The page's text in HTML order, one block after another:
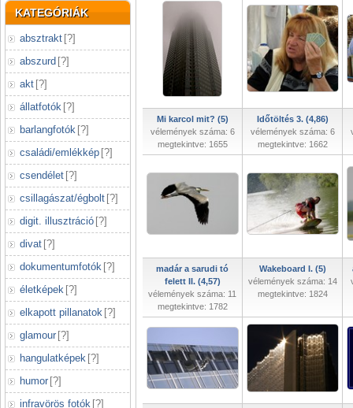
KATEGÓRIÁK
absztrakt [?]
abszurd [?]
akt [?]
állatfotók [?]
barlangfotók [?]
családi/emlékkép [?]
csendélet [?]
csillagászat/égbolt [?]
digit. illusztráció [?]
divat [?]
dokumentumfotók [?]
életképek [?]
elkapott pillanatok [?]
glamour [?]
hangulatképek [?]
humor [?]
infravörös fotók [?]
Mi karcol mit? (5)
vélemények száma: 6
megtekintve: 1655
Időtöltés 3. (4,86)
vélemények száma: 6
megtekintve: 1662
madár a sarudi tó
felett II. (4,57)
vélemények száma: 11
megtekintve: 1782
Wakeboard I. (5)
vélemények száma: 14
megtekintve: 1824